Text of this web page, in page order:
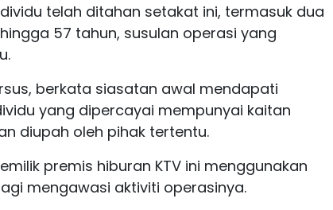
telah ditahan setakat ini, termasuk dua
57 tahun, susulan operasi yang
berkata siasatan awal mendapati
yang dipercayai mempunyai kaitan
diupah oleh pihak tertentu.
premis hiburan KTV ini menggunakan
mengawasi aktiviti operasinya.